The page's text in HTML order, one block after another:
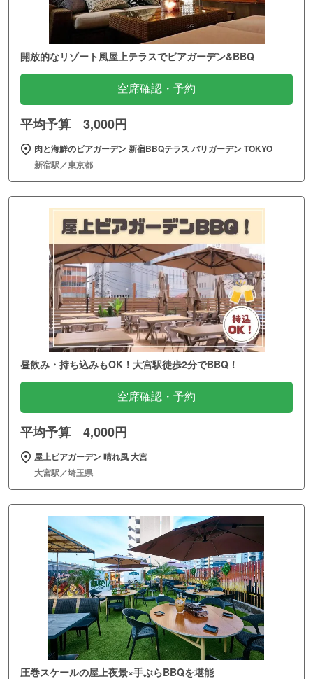
開放的なリゾート風屋上テラスでビアガーデン&BBQ
空席確認・予約
平均予算 3,000円
肉と海鮮のビアガーデン 新宿BBQテラス バリガーデン TOKYO
新宿駅／東京都
昼飲み・持ち込みもOK！大宮駅徒歩2分でBBQ！
空席確認・予約
平均予算 4,000円
屋上ビアガーデン 晴れ風 大宮
大宮駅／埼玉県
圧巻スケールの屋上夜景×手ぶらBBQを堪能